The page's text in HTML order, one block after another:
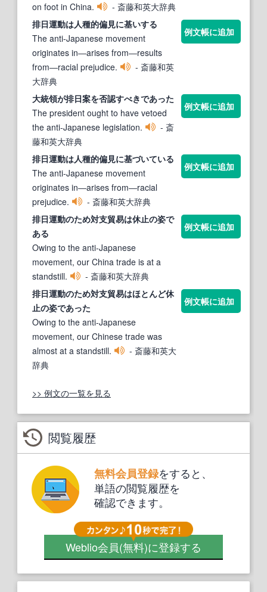
on foot in China.
- 斎藤和英大辞典
排日運動は人種的偏見に基いする
The anti-Japanese movement
originates in―arises from―results
from―racial prejudice.
- 斎藤和英
大辞典
例文帳に追加
大統領が排日案を否認すべきであった
The president ought to have vetoed
the anti-Japanese legislation.
- 斎
藤和英大辞典
例文帳に追加
排日運動は人種的偏見に基づいている
The anti-Japanese movement
originates in―arises from―racial
prejudice.
- 斎藤和英大辞典
例文帳に追加
排日運動のため対支貿易は休止の姿で
ある
Owing to the anti-Japanese
movement, our China trade is at a
standstill.
- 斎藤和英大辞典
例文帳に追加
排日運動のため対支貿易はほとんど休
止の姿であった
Owing to the anti-Japanese
movement, our Chinese trade was
almost at a standstill.
- 斎藤和英大
辞典
例文帳に追加
>> 例文の一覧を見る
閲覧履歴
無料会員登録をすると、
単語の閲覧履歴を
確認できます。
Weblio会員(無料)に登録する